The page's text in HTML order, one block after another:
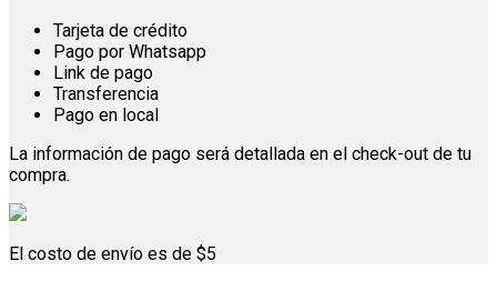
Tarjeta de crédito
Pago por Whatsapp
Link de pago
Transferencia
Pago en local
La información de pago será detallada en el check-out de tu
compra.
El costo de envío es de $5